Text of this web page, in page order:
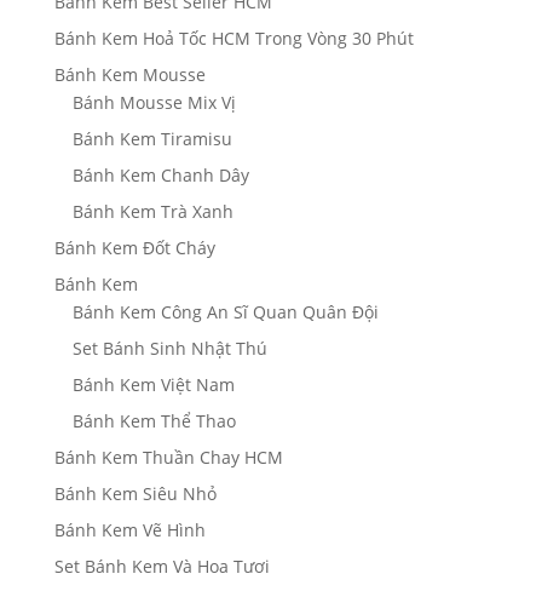
1,090,000₫
Bánh Kem Hoả Tốc HCM Trong Vòng 30 Phút
Bánh Kem Mousse
Bánh Mousse Mix Vị
Bánh Kem Tiramisu
Bánh Kem Chanh Dây
Bánh Kem Trà Xanh
Bánh Kem Đốt Cháy
Bánh Kem
Bánh Kem Công An Sĩ Quan Quân Đội
Set Bánh Sinh Nhật Thú
Bánh Kem Việt Nam
Bánh Kem Thể Thao
Bánh Kem Thuần Chay HCM
Bánh Kem Siêu Nhỏ
Bánh Kem Vẽ Hình
Set Bánh Kem Và Hoa Tươi